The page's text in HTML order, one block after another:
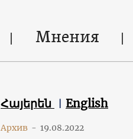
Мнения
Հայերեն English
Архив - 19.08.2022